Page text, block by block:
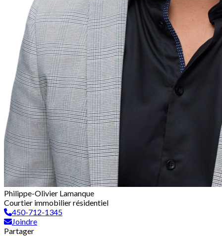
Philippe-Olivier Lamanque
Courtier immobilier résidentiel
450-712-1345
Joindre
Partager